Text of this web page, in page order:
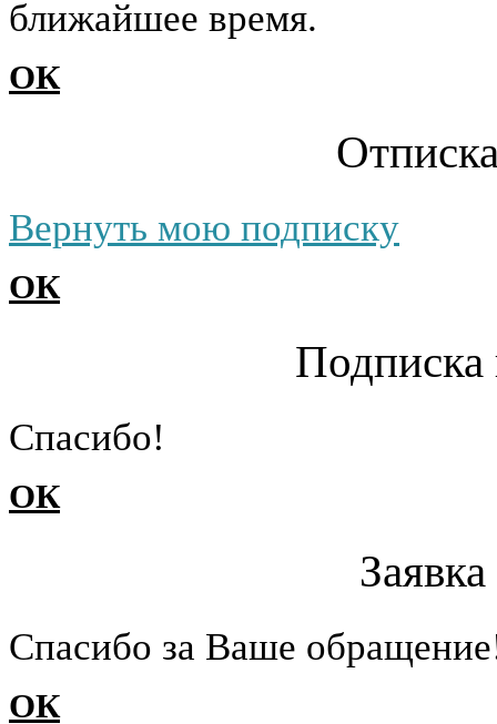
ближайшее время.
ОК
Вернуть мою подписку
ОК
Подписка
Cпасибо!
ОК
Cпасибо за Ваше
ОК